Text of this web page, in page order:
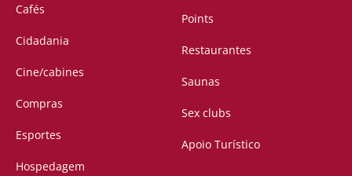
Cafés
Cidadania
Cine/cabines
Compras
Esportes
Hospedagem
Points
Restaurantes
Saunas
Sex clubs
Apoio Turístico